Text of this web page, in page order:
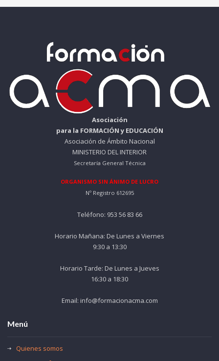
Asociación
para la FORMACIÓN y EDUCACIÓN
Asociación de Ámbito Nacional
MINISTERIO DEL INTERIOR
Secretaría General Técnica
ORGANISMO SIN ÁNIMO DE LUCRO
Nº Registro 612695
Teléfono: 953 56 83 66
Horario Mañana: De Lunes a Viernes
9:30 a 13:30
Horario Tarde: De Lunes a Jueves
16:30 a 18:30
Email: info@formacionacma.com
Menú
Quienes somos